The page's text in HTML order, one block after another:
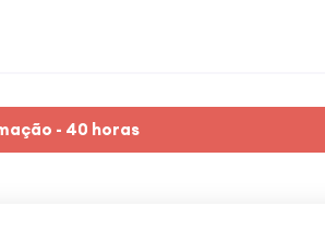
- 40 horas